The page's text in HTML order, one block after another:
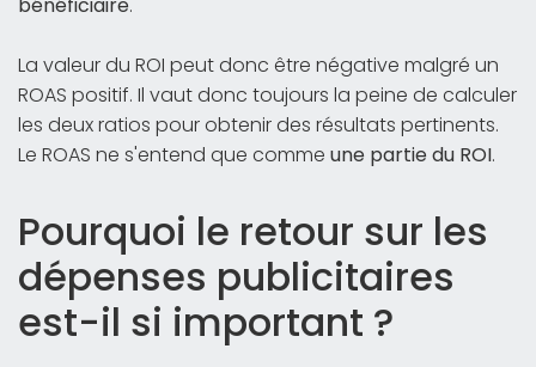
La valeur du ROI peut donc être négative malgré un
ROAS positif. Il vaut donc toujours la peine de calculer
les deux ratios pour obtenir des résultats pertinents.
Le ROAS ne s'entend que comme une partie du ROI.
Pourquoi le retour sur les
dépenses publicitaires
est-il si important ?